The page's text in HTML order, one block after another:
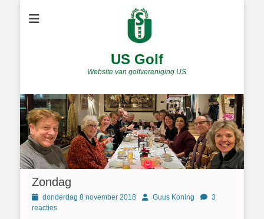
US Golf
Website van golfvereniging US
Zondag
Geplaatst
op
donderdag 8 november 2018 AuthorGuus Koning
3
reacties